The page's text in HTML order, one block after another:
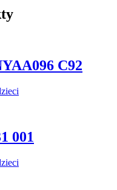
C92
001